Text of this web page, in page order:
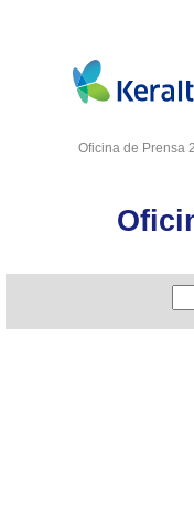
Oficina de Prensa